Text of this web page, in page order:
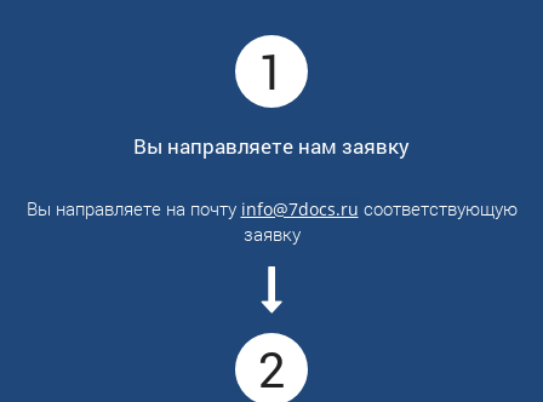
1
Вы направляете нам заявку
Вы направляете на почту info@7docs.ru соответствующую
заявку
2